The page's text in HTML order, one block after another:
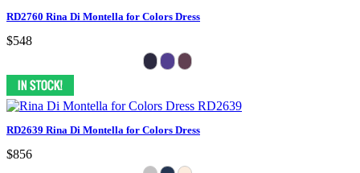
RD2760 Rina Di Montella for Colors Dress
$548
RD2639 Rina Di Montella for Colors Dress
$856